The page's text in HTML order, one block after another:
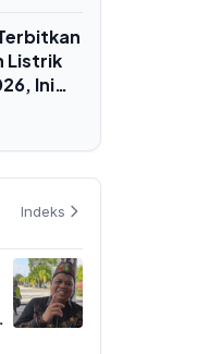
Listrik
Ini
yang
Indeks